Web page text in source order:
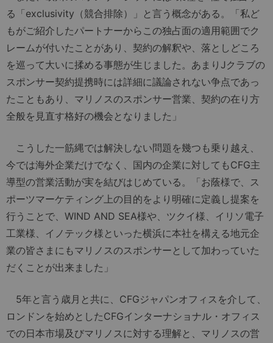
る「exclusivity（競合排除）」と言う概念がある。「私ど
もがご紹介したパートナーからこの独占面の適用範囲でク
レームが付いたことがあり、契約の解釈や、落としどころ
を巡って大いに揉める事態が生じました。あまりJクラブの
スポンサー契約提携時には詳細に議論されない争点であっ
たこともあり、マリノスのスポンサー営業、契約の在り方
全般を見直す格好の機会となりました」
こうした一筋縄では解決しない問題を幾つも乗り越え、
今では海外企業だけでなく、国内の企業に対してもCFG主
導型の営業活動が実を結びはじめている。「お蔭様で、ス
ポーツマーケティング上の目的をより明確に定義し提案を
行うことで、WIND AND SEA様や、ツクイ様、イリソ電子
工業様、イノテック様といった横浜に本社を構える地元企
業の皆さまにもマリノスのスポンサーとして加わっていた
だくことが出来ました」
5年と言う歳月と共に、CFGジャパンオフィスを介して、
ロンドンを始めとしたCFGインターナショナル・オフィス
での日本市場及びマリノスに対する理解と、マリノスの営